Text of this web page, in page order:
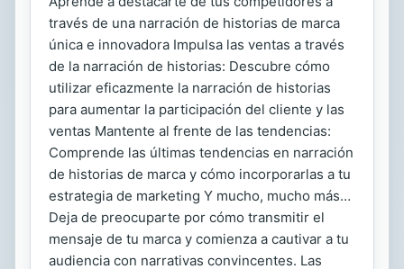
través de una narración de historias de marca
única e innovadora Impulsa las ventas a través
de la narración de historias: Descubre cómo
utilizar eficazmente la narración de historias
para aumentar la participación del cliente y las
ventas Mantente al frente de las tendencias:
Comprende las últimas tendencias en narración
de historias de marca y cómo incorporarlas a tu
estrategia de marketing Y mucho, mucho más…
Deja de preocuparte por cómo transmitir el
mensaje de tu marca y comienza a cautivar a tu
audiencia con narrativas convincentes. Las